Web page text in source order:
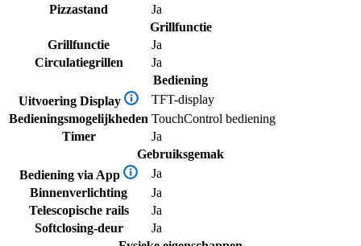
Pizzastand
Ja
Grillfunctie
Grillfunctie
Ja
Circulatiegrillen
Ja
Bediening
Uitvoering Display
TFT-display
Bedieningsmogelijkheden TouchControl bediening
Timer
Ja
Gebruiksgemak
Bediening via App
Ja
Binnenverlichting
Ja
Telescopische rails
Ja
Softclosing-deur
Ja